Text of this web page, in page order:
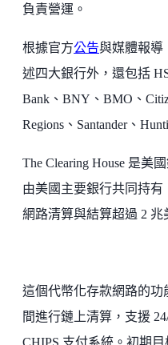
負責營運。
根據官方公告與媒體報導
述四大銀行外，還包括
Bank、BNY、BMO、
Regions、Santander、
The Clearing House 是美
由美國主要銀行共同持有
網路清算與結算超過 2 兆
這個代幣化存款網路的
間進行鏈上清算，支援
CHIPS 支付系統。初期